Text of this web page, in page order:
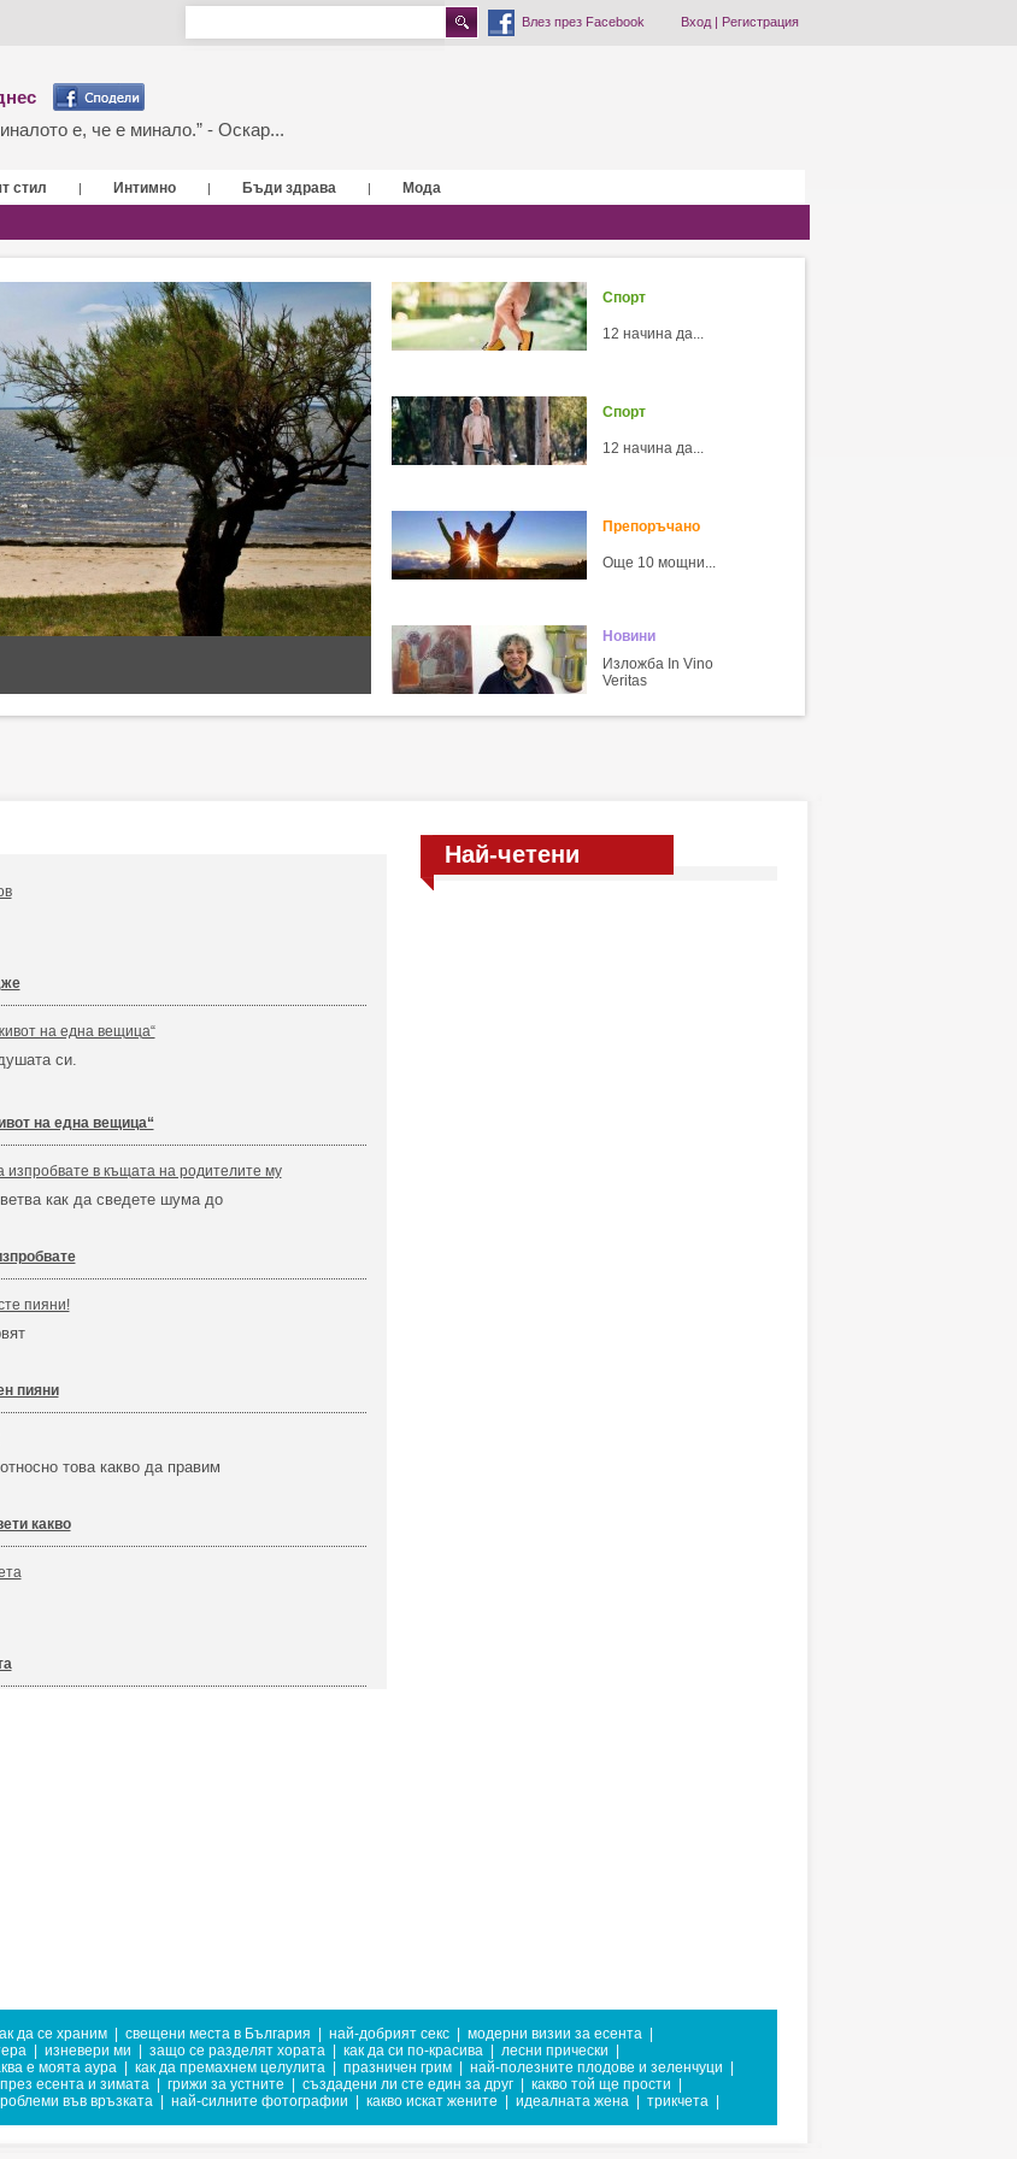
Влез през Facebook Вход| Регистрация
е, че е минало.” - Оскар...
стил | Интимно | Бъди здрава | Мода
Спорт
12 начина да...
Спорт
12 начина да...
Препоръчано
Още 10 мощни...
Новини
Изложба In Vino
Veritas
на една вещица“
си.
на една вещица“
изпробвате в къщата на родителите му
как да сведете шума до
пияни!
пияни
това какво да правим
какво
Най-четени
да се храним свещени места в България най-добрият секс модерни визии за есента
изневери ми защо се разделят хората как да си по-красива лесни прически
е моята аура как да премахнем целулита празничен грим най-полезните плодове и зеленчуци
есента и зимата грижи за устните създадени ли сте един за друг какво той ще прости
във връзката най-силните фотографии какво искат жените идеалната жена трикчета